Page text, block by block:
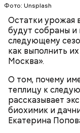
Фото: Unsplash
Остатки урожая
будут собраны и
следующему
как выполнить
Москва».
О том, почему
теплицу к
рассказывает
биохимик и
Екатерина